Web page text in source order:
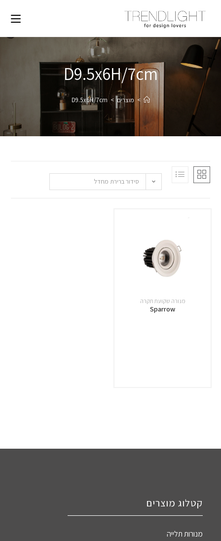
D9.5x6H/7cm
> מוצרים >
D9.5x6H/7cm
סידור ברירת מחדל
מנורה שקועת תקרה
Sparrow
קטלוג מוצרים
מנורות תלייה